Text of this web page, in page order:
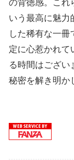
の背徳感。これ
いう最高に魅力
した稀有な一
定に心惹かれて
る時間はござい
秘密を解き明か